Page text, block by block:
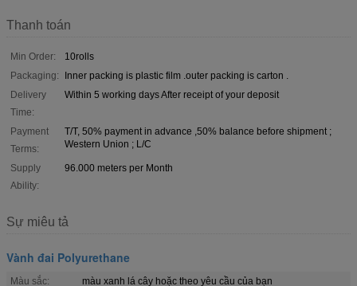
Thanh toán
Min Order:
10rolls
Packaging:
Inner packing is plastic film .outer packing is carton .
Delivery
Time:
Within 5 working days After receipt of your deposit
Payment
Terms:
T/T, 50% payment in advance ,50% balance before shipment ;
Western Union ; L/C
Supply
Ability:
96.000 meters per Month
Sự miêu tả
Vành đai Polyurethane
Màu sắc:
màu xanh lá cây hoặc theo yêu cầu của bạn